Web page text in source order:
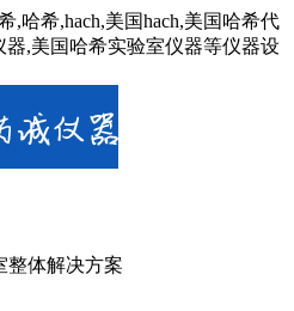
,哈希,hach,美国hach,美国哈希代
,美国哈希实验室仪器等仪器设
整体解决方案